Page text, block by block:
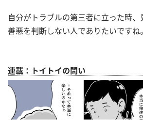
自分がトラブルの第三者に立った時
善悪を判断しない人でありたいですね。
連載：トイトイの問い